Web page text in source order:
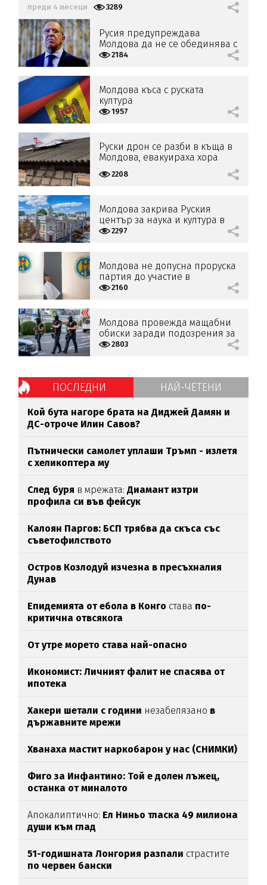
преди 4 месеци 3289
Русия предупреждава
Молдова да не се обединява с
Румъния
2184
Молдова къса с руската
култура
1957
Руски дрон се разби в къща в
Молдова, евакуираха хора
2208
Молдова закрива Руския
център за наука и култура в
Кишинев
2297
Молдова не допусна проруска
партия до участие в
парламентарните избори
2160
Молдова провежда мащабни
обиски заради подозрения за
руска намеса преди изборите
2803
ПОСЛЕДНИ НАЙ-ЧЕТЕНИ
Кой бута нагоре брата на Диджей Дамян и
ДС-отроче Илин Савов?
Пътнически самолет уплаши Тръмп - излетя
с хеликоптера му
След буря в мрежата:Диамант изтри
профила си във фейсук
Калоян Паргов: БСП трябва да скъса със
съветофилството
Остров Козлодуй изчезна в пресъхналия
Дунав
Епидемията от ебола в Конго става по-
критична отвсякога
От утре морето става най-опасно
Икономист: Личният фалит не спасява от
ипотека
Хакери шетали с години незабелязано в
държавните мрежи
Хванаха мастит наркобарон у нас (СНИМКИ)
Фиго за Инфантино: Той е долен лъжец,
останка от миналото
Апокалиптично: Ел Ниньо тласка 49 милиона
души към глад
51-годишната Лонгория разпали страстите
по червен бански